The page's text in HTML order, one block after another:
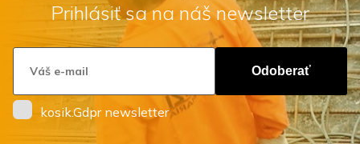
Prihlásiť sa na náš newsletter
Odoberať
kosik.Gdpr newsletter